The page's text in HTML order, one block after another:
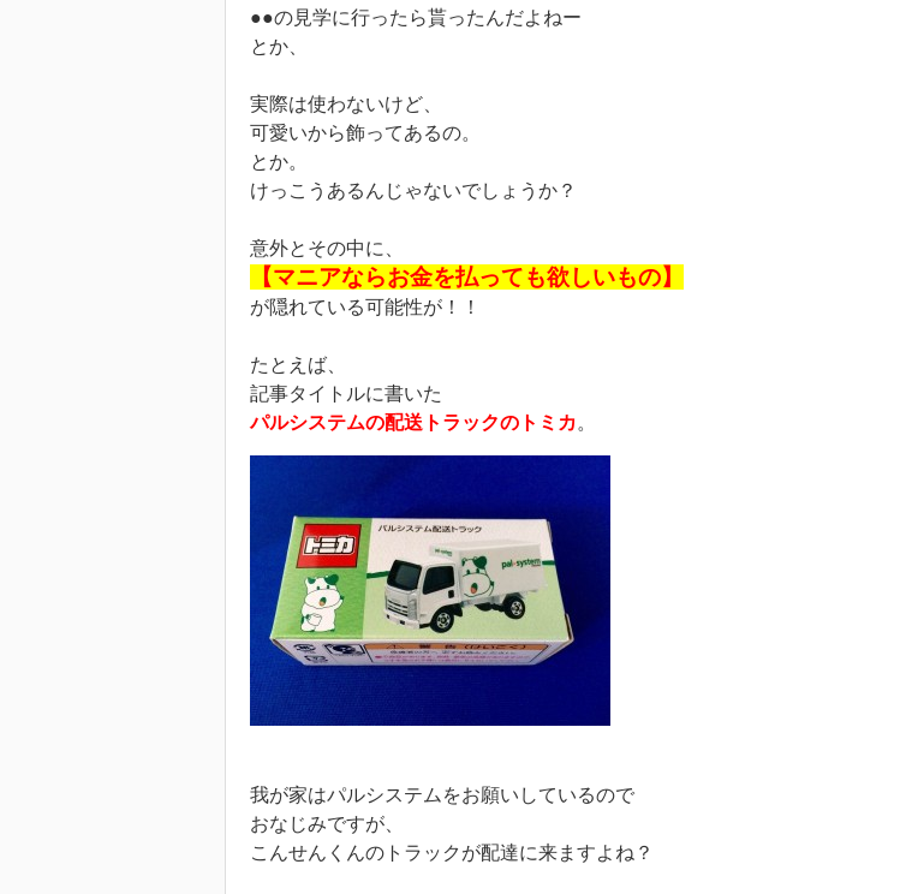
●●の見学に行ったら貰ったんだよねー
とか、
実際は使わないけど、
可愛いから飾ってあるの。
とか。
けっこうあるんじゃないでしょうか？
意外とその中に、
【マニアならお金を払っても欲しいもの】
が隠れている可能性が！！
たとえば、
記事タイトルに書いた
パルシステムの配送トラックのトミカ。
我が家はパルシステムをお願いしているので
おなじみですが、
こんせんくんのトラックが配達に来ますよね？